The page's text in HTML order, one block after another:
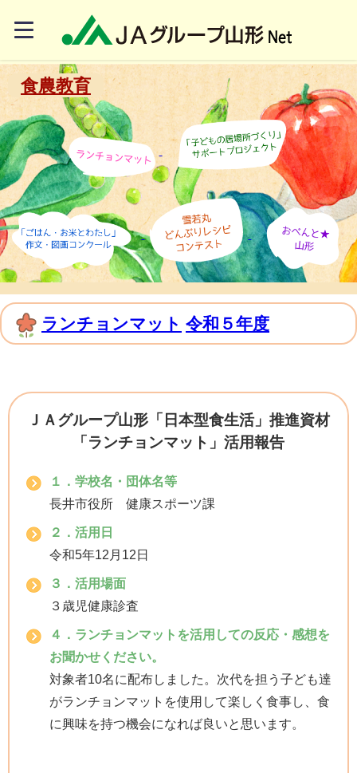
食農教育
ランチョンマット 令和５年度
ＪＡグループ山形「日本型食生活」推進資材
「ランチョンマット」活用報告
１．学校名・団体名等
長井市役所 健康スポーツ課
２．活用日
令和5年12月12日
３．活用場面
３歳児健康診査
４．ランチョンマットを活用しての反応・感想を
お聞かせください。
対象者10名に配布しました。次代を担う子ども達
がランチョンマットを使用して楽しく食事し、食
に興味を持つ機会になれば良いと思います。